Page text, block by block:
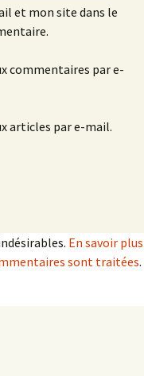
et mon site dans le
commentaires par e-
articles par e-mail.
En savoir plus
sont traitées.